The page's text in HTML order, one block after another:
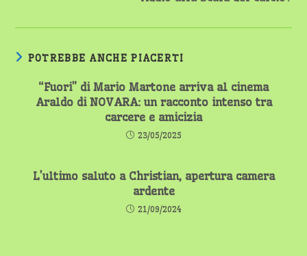
POTREBBE ANCHE PIACERTI
“Fuori” di Mario Martone arriva al cinema
Araldo di NOVARA: un racconto intenso tra
carcere e amicizia
23/05/2025
L’ultimo saluto a Christian, apertura camera
ardente
21/09/2024